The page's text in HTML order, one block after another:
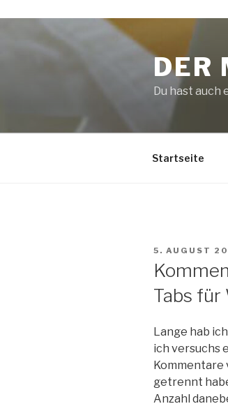
springen
DER
Du hast auch
Startseite
5. AUGUST
Tabs für
Lange hab
ich versuchs
Kommentare
getrennt
Anzahl